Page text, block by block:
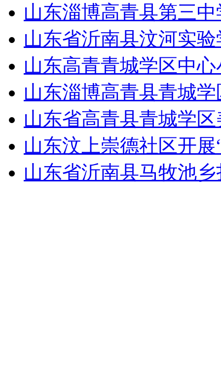
山东淄博高青县第三
山东省沂南县汶河实
山东高青青城学区中
山东淄博高青县青城
山东省高青县青城学
山东汶上崇德社区开
山东省沂南县马牧池